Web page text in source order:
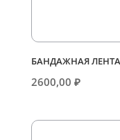
БАНДАЖНАЯ
2600,00 ₽